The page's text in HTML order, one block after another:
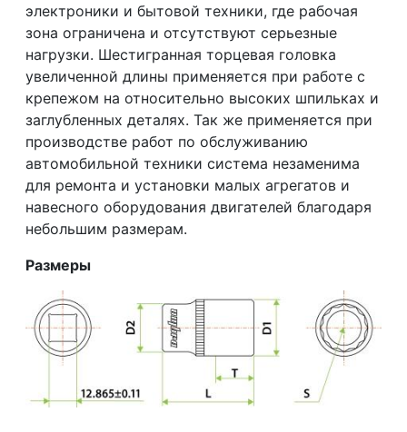
электроники и бытовой техники, где рабочая
зона ограничена и отсутствуют серьезные
нагрузки. Шестигранная торцевая головка
увеличенной длины применяется при работе с
крепежом на относительно высоких шпильках и
заглубленных деталях. Так же применяется при
производстве работ по обслуживанию
автомобильной техники система незаменима
для ремонта и установки малых агрегатов и
навесного оборудования двигателей благодаря
небольшим размерам.
Размеры